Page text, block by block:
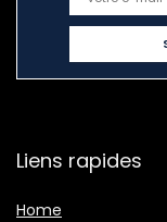
Liens rapides
Home